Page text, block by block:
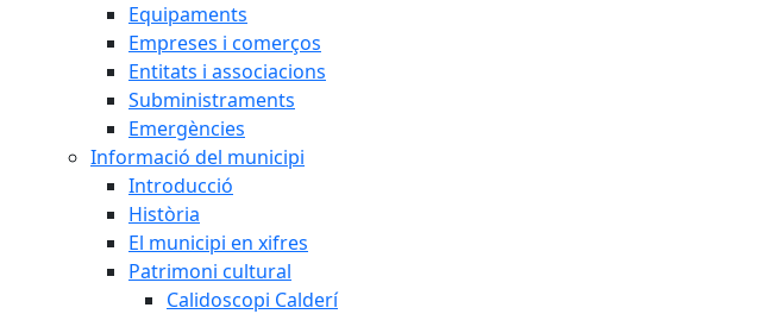
Equipaments
Empreses i comerços
Entitats i associacions
Subministraments
Emergències
Informació del municipi
Introducció
Història
El municipi en xifres
Patrimoni cultural
Calidoscopi Calderí